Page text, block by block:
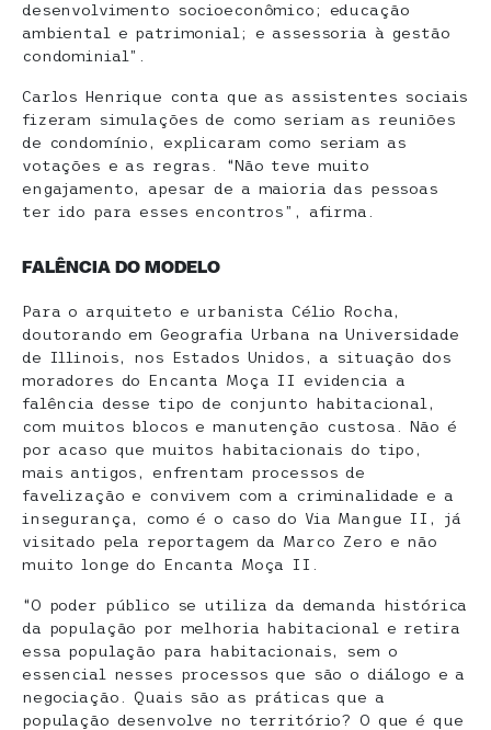
desenvolvimento socioeconômico; educação
ambiental e patrimonial; e assessoria à gestão
condominial”.
Carlos Henrique conta que as assistentes sociais
fizeram simulações de como seriam as reuniões
de condomínio, explicaram como seriam as
votações e as regras. “Não teve muito
engajamento, apesar de a maioria das pessoas
ter ido para esses encontros”, afirma.
FALÊNCIA DO MODELO
Para o arquiteto e urbanista Célio Rocha,
doutorando em Geografia Urbana na Universidade
de Illinois, nos Estados Unidos, a situação dos
moradores do Encanta Moça II evidencia a
falência desse tipo de conjunto habitacional,
com muitos blocos e manutenção custosa. Não é
por acaso que muitos habitacionais do tipo,
mais antigos, enfrentam processos de
favelização e convivem com a criminalidade e a
insegurança, como é o caso do Via Mangue II, já
visitado pela reportagem da Marco Zero e não
muito longe do Encanta Moça II.
“O poder público se utiliza da demanda histórica
da população por melhoria habitacional e retira
essa população para habitacionais, sem o
essencial nesses processos que são o diálogo e a
negociação. Quais são as práticas que a
população desenvolve no território? O que é que